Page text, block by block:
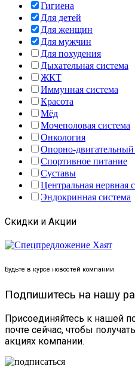
Гигиена
Для детей
Для женщин
Для мужчин
Для похудения
Дыхательная система
ЖКТ
Иммунная система
Красота
Мёд
Мочеполовая система
Онкология
Опорно-двигательный
Спортивное питание
Суставы
Центральная нервная
Эндокринная система
Скидки и Акции
Будьте в курсе новостей компании
Подпишитесь на нашу
Присоединяйтесь к нашей
почте сейчас, чтобы
акциях компании.